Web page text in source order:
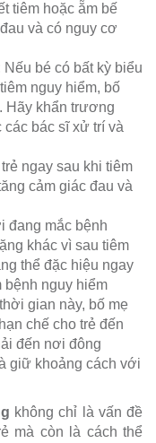
tiêm hoặc ẵm bế
và có nguy cơ
bé có bất kỳ biểu
nguy hiểm, bố
Hãy khẩn trương
bác sĩ xử trí và
ngay sau khi tiêm
cảm giác đau và
đang mắc bệnh
khác vì sau tiêm
thể đặc hiệu ngay
bệnh nguy hiểm
gian này, bố mẹ
chế cho trẻ đến
đến nơi đông
giữ khoảng cách với
không chỉ là vấn đề
mà còn là cách thể